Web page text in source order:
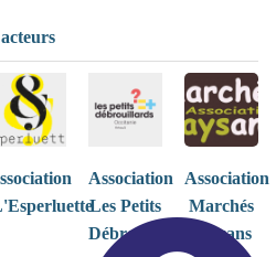
Association
Les Petits
Débrouillards
Association
Marchés
Paysans